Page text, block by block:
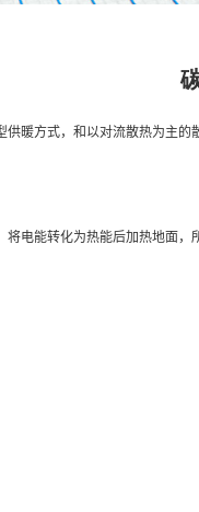
式，和以对流散热为主的散